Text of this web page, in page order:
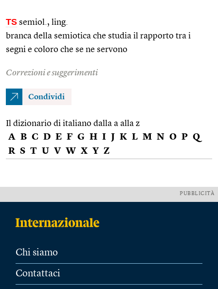
TS semiol., ling.
branca della semiotica che studia il rapporto tra i
segni e coloro che se ne servono
Correzioni e suggerimenti
Condividi
Il dizionario di italiano dalla a alla z
A B C D E F G H I J K L M N O P Q
R S T U V W X Y Z
PUBBLICITÀ
Chi siamo
Contattaci